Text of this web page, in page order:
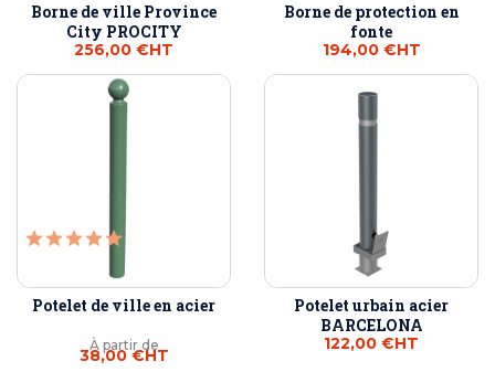
Borne de ville Province
City PROCITY
256,00 €HT
Borne de protection en
fonte
194,00 €HT
Potelet de ville en acier
À partir de
38,00 €HT
Potelet urbain acier
BARCELONA
122,00 €HT